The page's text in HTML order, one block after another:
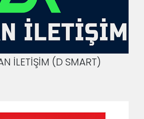
İLETİŞİM (D SMART)